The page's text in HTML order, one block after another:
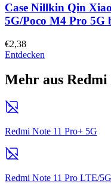
Case Nillkin Qin
5G/Poco M4 Pro 5G
€2,38
Entdecken
Mehr aus Redmi
Redmi Note 11 Pro+ 5G
Redmi Note 11 Pro LTE/5G